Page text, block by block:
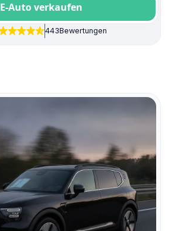
E-Auto verkaufen
443Bewertungen